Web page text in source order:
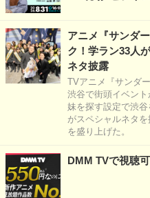
アニメ『サンダ
ク！学ラン33人
ネタ披露
TVアニメ『サンダ
渋谷で街頭イベン
妹を探す設定で渋
がスペシャルネタ
を盛り上げた。
DMM TVで視聴